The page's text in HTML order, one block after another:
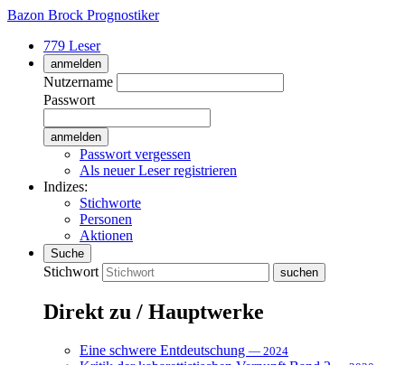
Bazon Brock Prognostiker
779 Leser
anmelden
Nutzername
Passwort
Passwort vergessen
Als neuer Leser registrieren
Indizes:
Stichworte
Personen
Aktionen
Suche
Stichwort
Direkt zu / Hauptwerke
Eine schwere Entdeutschung — 2024